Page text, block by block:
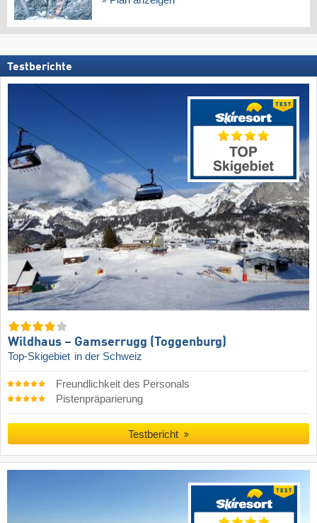
Testberichte
Wildhaus – Gamserrugg (Toggenburg)
Top-Skigebiet in der Schweiz
Freundlichkeit des Personals
Pistenpräparierung
Testbericht